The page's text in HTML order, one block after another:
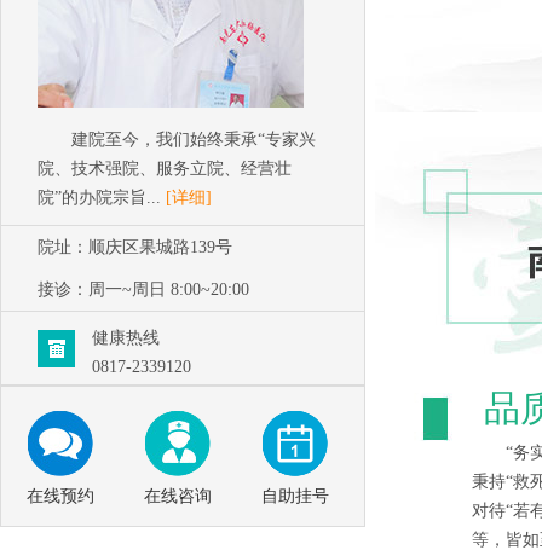
建院至今，我们始终秉承“专家兴
院、技术强院、服务立院、经营壮
院”的办院宗旨... [详细]
院址：顺庆区果城路139号
接诊：周一~周日 8:00~20:00
健康热线
0817-2339120
在线预约 在线咨询 自助挂号
品
“务
秉持“救
对待“若
等，皆